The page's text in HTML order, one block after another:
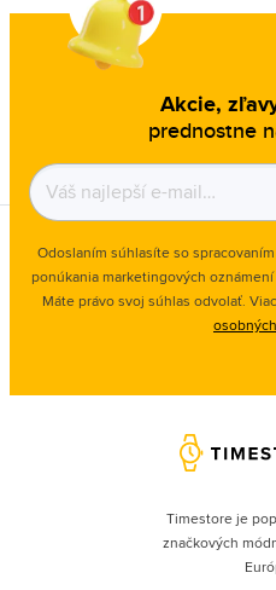
Akcie,
prednostne
Odoslaním súhlasíte so
ponúkania marketingových
Máte právo svoj súhlas odvolať.
Timestore je
značkových